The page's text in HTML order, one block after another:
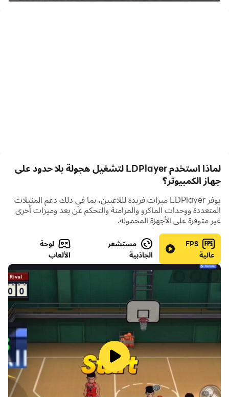
تحديثات وإضافات متجددة
لماذا استخدم LDPlayer لتشغيل هجولة بلا حدود على
جهاز الكمبيوتر؟
يوفر LDPlayer ميزات فريدة لللاعبين، بما في ذلك دعم المثيلات
المتعددة ووحدات الماكرو والمزامنة والتحكم عن بعد وميزات أخرى
غير متوفرة على الأجهزة المحمولة.
FPS
عالية
مستشعر
الجاذبية
لوحة
الألعاب